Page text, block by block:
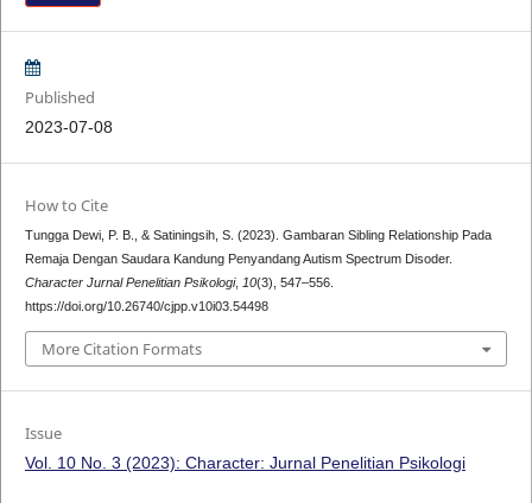
Published
2023-07-08
How to Cite
Tungga Dewi, P. B., & Satiningsih, S. (2023). Gambaran Sibling Relationship Pada
Remaja Dengan Saudara Kandung Penyandang Autism Spectrum Disoder.
Character Jurnal Penelitian Psikologi, 10(3), 547–556.
https://doi.org/10.26740/cjpp.v10i03.54498
More Citation Formats
Issue
Vol. 10 No. 3 (2023): Character: Jurnal Penelitian Psikologi